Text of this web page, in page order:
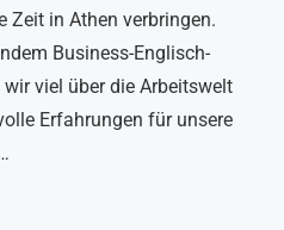
Zeit in Athen verbringen.
Business-Englisch-
viel über die Arbeitswelt
Erfahrungen für unsere